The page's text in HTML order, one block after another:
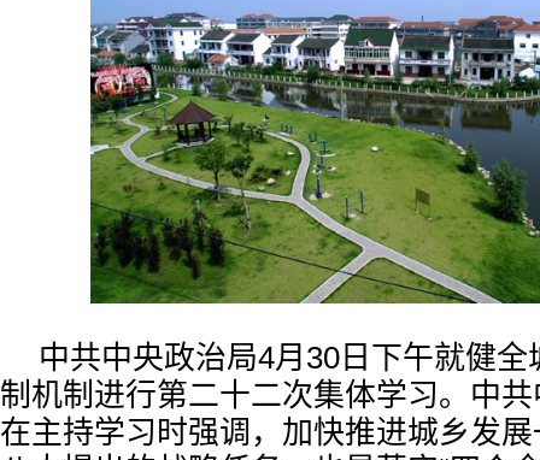
中共中央政治局4月30日下午就健
制机制进行第二十二次集体学习。中
在主持学习时强调，加快推进城乡发